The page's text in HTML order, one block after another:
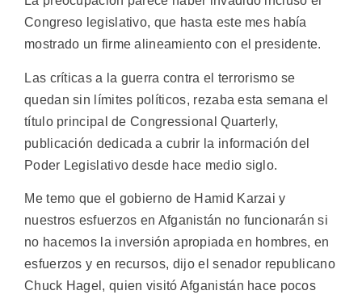
Congreso legislativo, que hasta este mes había
mostrado un firme alineamiento con el presidente.
Las críticas a la guerra contra el terrorismo se
quedan sin límites políticos, rezaba esta semana el
título principal de Congressional Quarterly,
publicación dedicada a cubrir la información del
Poder Legislativo desde hace medio siglo.
Me temo que el gobierno de Hamid Karzai y
nuestros esfuerzos en Afganistán no funcionarán si
no hacemos la inversión apropiada en hombres, en
esfuerzos y en recursos, dijo el senador republicano
Chuck Hagel, quien visitó Afganistán hace pocos